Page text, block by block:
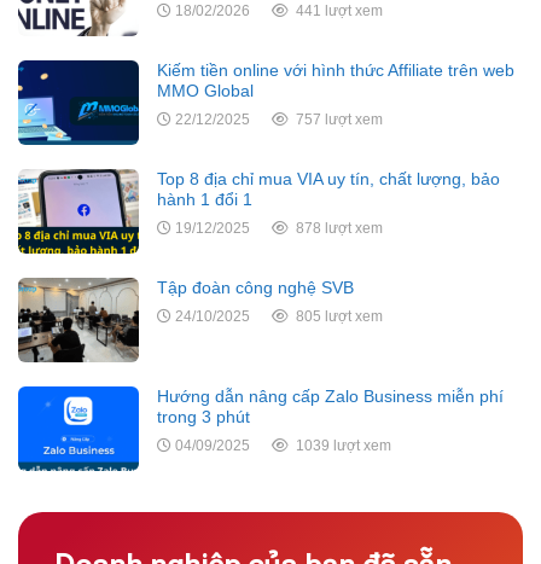
18/02/2026 441 lượt xem
Kiếm tiền online với hình thức Affiliate trên web
MMO Global
22/12/2025 757 lượt xem
Top 8 địa chỉ mua VIA uy tín, chất lượng, bảo
hành 1 đổi 1
19/12/2025 878 lượt xem
Tập đoàn công nghệ SVB
24/10/2025 805 lượt xem
Hướng dẫn nâng cấp Zalo Business miễn phí
trong 3 phút
04/09/2025 1039 lượt xem